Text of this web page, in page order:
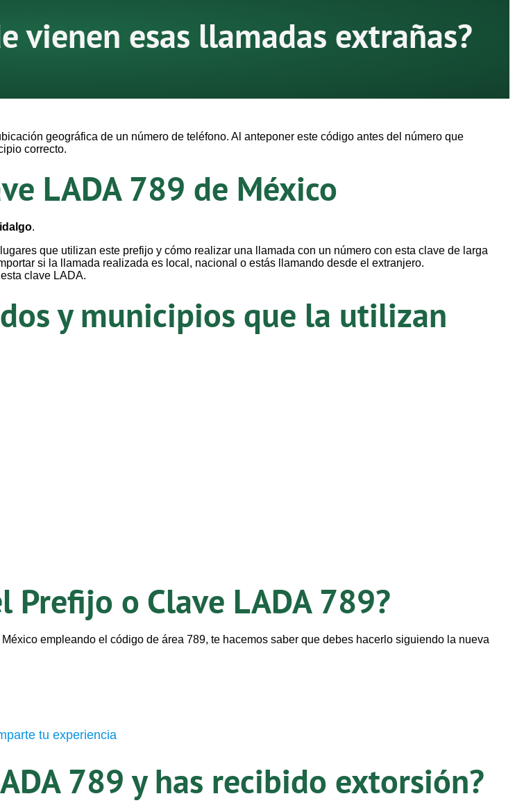
vienen esas llamadas extrañas?
geográfica de un número de teléfono. Al anteponer este código antes del número que
correcto.
LADA 789 de México
.
que utilizan este prefijo y cómo realizar una llamada con un número con esta clave de larga
si la llamada realizada es local, nacional o estás llamando desde el extranjero.
clave LADA.
y municipios que la utilizan
Prefijo o Clave LADA 789?
empleando el código de área 789, te hacemos saber que debes hacerlo siguiendo la nueva
tu experiencia
789 y has recibido extorsión?